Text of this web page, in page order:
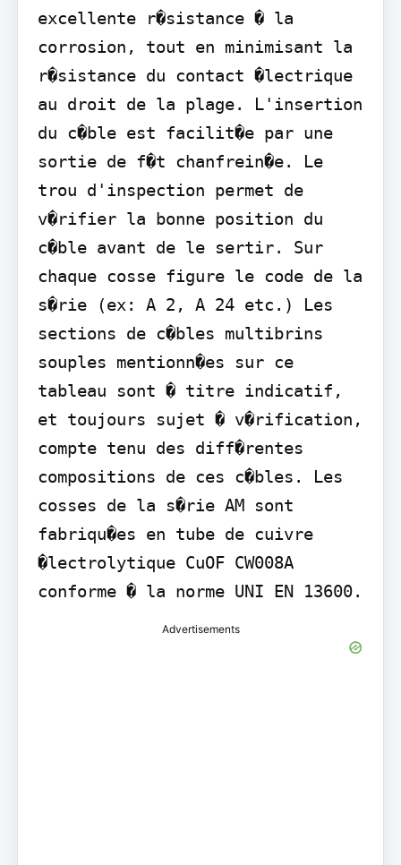
excellente r�sistance � la
corrosion, tout en minimisant la
r�sistance du contact �lectrique
au droit de la plage. L'insertion
du c�ble est facilit�e par une
sortie de f�t chanfrein�e. Le
trou d'inspection permet de
v�rifier la bonne position du
c�ble avant de le sertir. Sur
chaque cosse figure le code de la
s�rie (ex: A 2, A 24 etc.) Les
sections de c�bles multibrins
souples mentionn�es sur ce
tableau sont � titre indicatif,
et toujours sujet � v�rification,
compte tenu des diff�rentes
compositions de ces c�bles. Les
cosses de la s�rie AM sont
fabriqu�es en tube de cuivre
�lectrolytique CuOF CW008A
conforme � la norme UNI EN 13600.
Advertisements